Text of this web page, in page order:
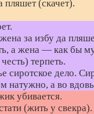
(скачет).
за избу да
а жена — как бы
терпеть.
сиротское дело.
натужно, а во
убивается.
(жить у свекра).